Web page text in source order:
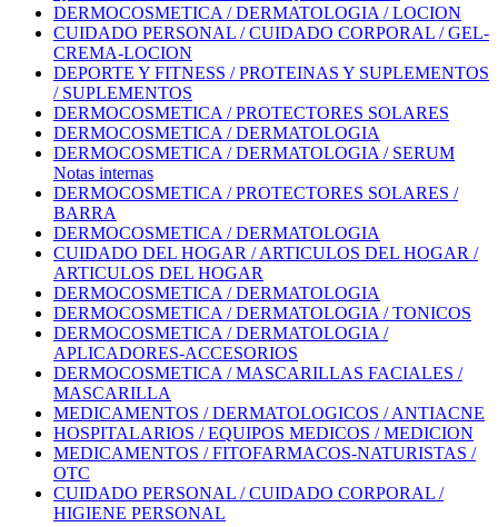
DERMOCOSMETICA / DERMATOLOGIA / LOCION
CUIDADO PERSONAL / CUIDADO CORPORAL / GEL-
CREMA-LOCION
DEPORTE Y FITNESS / PROTEINAS Y SUPLEMENTOS
/ SUPLEMENTOS
DERMOCOSMETICA / PROTECTORES SOLARES
DERMOCOSMETICA / DERMATOLOGIA
DERMOCOSMETICA / DERMATOLOGIA / SERUM
Notas internas
DERMOCOSMETICA / PROTECTORES SOLARES /
BARRA
DERMOCOSMETICA / DERMATOLOGIA
CUIDADO DEL HOGAR / ARTICULOS DEL HOGAR /
ARTICULOS DEL HOGAR
DERMOCOSMETICA / DERMATOLOGIA
DERMOCOSMETICA / DERMATOLOGIA / TONICOS
DERMOCOSMETICA / DERMATOLOGIA /
APLICADORES-ACCESORIOS
DERMOCOSMETICA / MASCARILLAS FACIALES /
MASCARILLA
MEDICAMENTOS / DERMATOLOGICOS / ANTIACNE
HOSPITALARIOS / EQUIPOS MEDICOS / MEDICION
MEDICAMENTOS / FITOFARMACOS-NATURISTAS /
OTC
CUIDADO PERSONAL / CUIDADO CORPORAL /
HIGIENE PERSONAL